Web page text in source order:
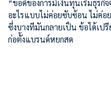
“ข้อดีของการมีเงินทุนเริ่มธุรกิ
อะไรแบบไม่ค่อยซับซ้อน ไม่ค่อ
ซึ่งบางทีมันกลายเป็น ข้อได้เป
ก่อตั้งแบรนด์หยกสด